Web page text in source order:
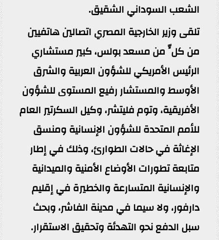
الشعب السوداني الشقيق.
تلقى وزير الخارجية المصري اتصالين هاتفيين
من كلٍّ من مسعد بولس، كبير مستشاري
الرئيس الأمريكي للشؤون العربية والشرق
الأوسط والمستشار رفيع المستوى للشؤون
الأفريقية، وتوم فليتشر، وكيل السكرتير العام
للأمم المتحدة للشؤون الإنسانية ومنسق
الإغاثة في حالات الطوارئ، وذلك في إطار
متابعة تطورات الأوضاع الأمنية والميدانية
والإنسانية المتسارعة والخطيرة في إقليم
دارفور، ولا سيما في مدينة الفاشر، وبحث
سبل الدفع نحو التهدئة وتحقيق الاستقرار.